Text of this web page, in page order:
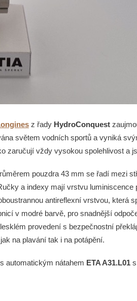
z řady HydroConquest
světem vodních sportů a vyniká
zaručují vždy vysokou spolehlivost a
pouzdra 43 mm se řadí mezi
a indexy mají vrstvu
antireflexní vrstvou, která
v modré barvě, pro snadnější
provedení s bezpečnostní
na plavání tak i na potápění.
automatickým nátahem ETA A31.L01